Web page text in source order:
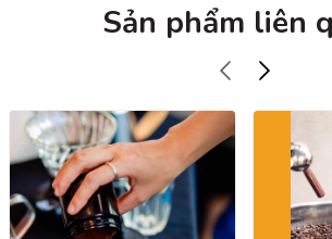
Sản phẩm liên